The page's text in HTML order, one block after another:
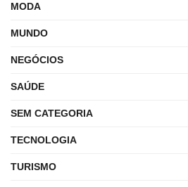
MODA
MUNDO
NEGÓCIOS
SAÚDE
SEM CATEGORIA
TECNOLOGIA
TURISMO